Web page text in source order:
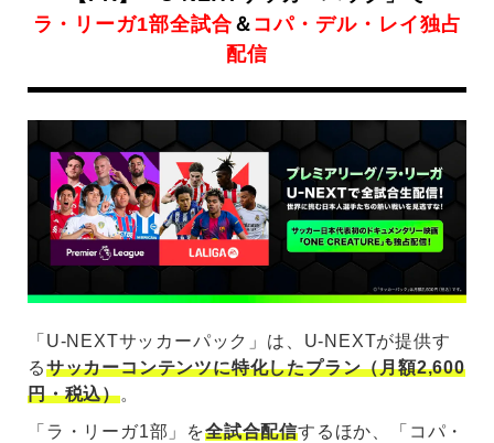
ラ・リーガ1部全試合 ＆ コパ・デル・レイ独占
配信
「U-NEXTサッカーパック」は、U-NEXTが提供す
るサッカーコンテンツに特化したプラン（月額2,600
円・税込）。
「ラ・リーガ1部」を全試合配信するほか、「コパ・